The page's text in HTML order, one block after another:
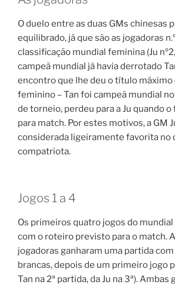
O duelo entre as duas GMs chinesas
equilibrado, já que são as jogadoras
classificação mundial feminina (Ju
campeã mundial já havia derrotado
encontro que lhe deu o título máximo
feminino – Tan foi campeã mundial
de torneio, perdeu para a Ju quando
para match. Por estes motivos, a GM
considerada ligeiramente favorita no
compatriota.
Jogos 1 a 4
Os primeiros quatro jogos do
com o roteiro previsto para o match.
jogadoras ganharam uma partida com
brancas, depois de um primeiro jogo
Tan na 2ª partida, da Ju na 3ª). Ambas